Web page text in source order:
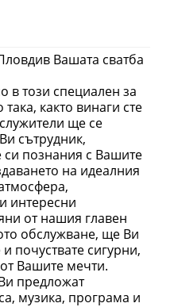
Вашата сватба
в този специален за
както винаги сте
ще се
сътрудник,
си познания с Вашите
на идеалния
интересни
от нашия главен
обслужване, ще Ви
почуствате сигурни,
Вашите мечти.
предложат
музика, програма и